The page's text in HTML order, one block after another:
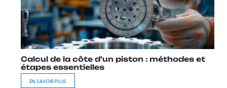
Calcul de la côte d’un piston : méthodes et
étapes essentielles
EN SAVOIR PLUS